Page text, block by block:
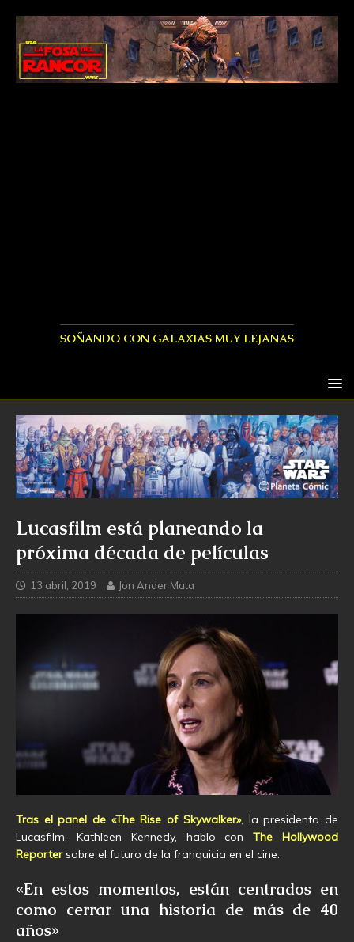
SOÑANDO CON GALAXIAS MUY LEJANAS
Lucasfilm está planeando la
próxima década de películas
13 abril, 2019 Jon Ander Mata
Tras el panel de «The Rise of Skywalker», la presidenta de
Lucasfilm, Kathleen Kennedy, hablo conThe Hollywood
Reportersobre el futuro de la franquicia en el cine.
«En estos momentos, están centrados en
como cerrar una historia de más de 40
años»